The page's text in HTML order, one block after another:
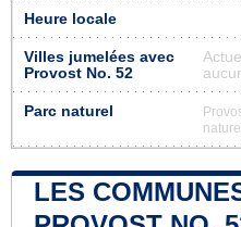
Heure locale
Villes jumelées avec
Provost No. 52
Parc naturel
naturel
LES